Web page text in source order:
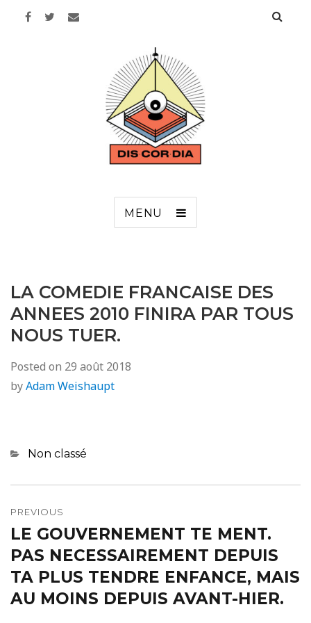
MENU
LA COMEDIE FRANCAISE DES
ANNEES 2010 FINIRA PAR TOUS
NOUS TUER.
Posted on 29 août 2018
byAdam Weishaupt
Categories
Non classé
de
l’article
PREVIOUS
Previous
post:
LE GOUVERNEMENT TE MENT.
PAS NECESSAIREMENT DEPUIS
TA PLUS TENDRE ENFANCE, MAIS
AU MOINS DEPUIS AVANT-HIER.